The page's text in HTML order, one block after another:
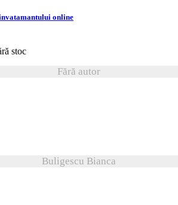
online
stoc
Fără autor
Buligescu Bianca